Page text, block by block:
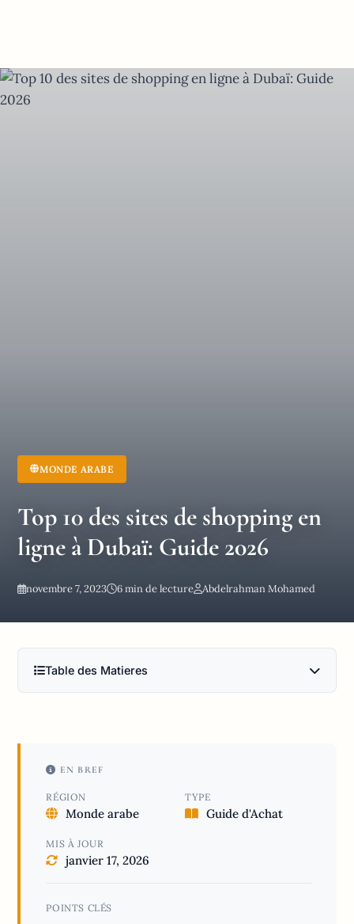
MONDE ARABE
Top 10 des sites de shopping en
ligne à Dubaï: Guide 2026
novembre 7, 2023 6 min de lecture Abdelrahman Mohamed
Table des Matieres
EN BREF
RÉGION
Monde arabe
TYPE
Guide d'Achat
MIS À JOUR
janvier 17, 2026
POINTS CLÉS